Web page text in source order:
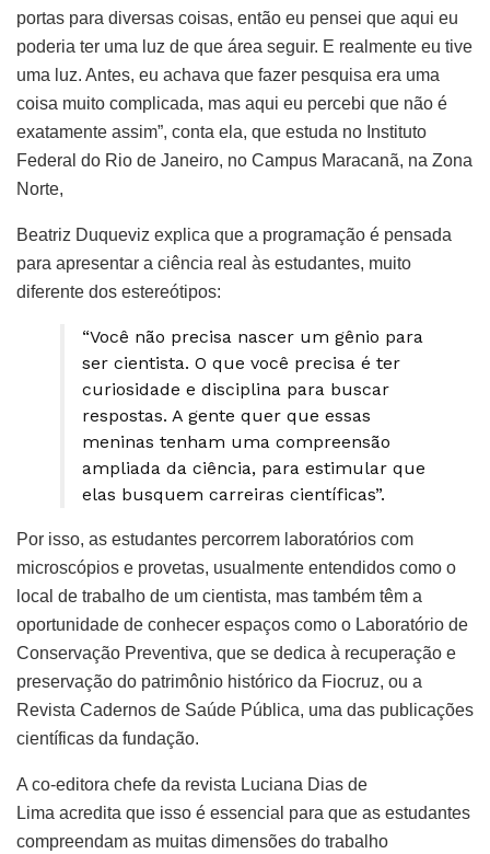
portas para diversas coisas, então eu pensei que aqui eu
poderia ter uma luz de que área seguir. E realmente eu tive
uma luz. Antes, eu achava que fazer pesquisa era uma
coisa muito complicada, mas aqui eu percebi que não é
exatamente assim”, conta ela, que estuda no Instituto
Federal do Rio de Janeiro, no Campus Maracanã, na Zona
Norte,
Beatriz Duqueviz explica que a programação é pensada
para apresentar a ciência real às estudantes, muito
diferente dos estereótipos:
“Você não precisa nascer um gênio para
ser cientista. O que você precisa é ter
curiosidade e disciplina para buscar
respostas. A gente quer que essas
meninas tenham uma compreensão
ampliada da ciência, para estimular que
elas busquem carreiras científicas”.
Por isso, as estudantes percorrem laboratórios com
microscópios e provetas, usualmente entendidos como o
local de trabalho de um cientista, mas também têm a
oportunidade de conhecer espaços como o Laboratório de
Conservação Preventiva, que se dedica à recuperação e
preservação do patrimônio histórico da Fiocruz, ou a
Revista Cadernos de Saúde Pública, uma das publicações
científicas da fundação.
A co-editora chefe da revista Luciana Dias de
Lima acredita que isso é essencial para que as estudantes
compreendam as muitas dimensões do trabalho